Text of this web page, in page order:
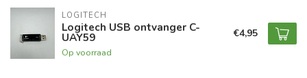
LOGITECH
Logitech USB ontvanger C-
UAY59
Op voorraad
€4,95